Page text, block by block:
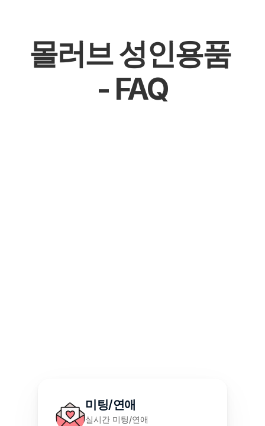
몰러브 성인용품
- FAQ
미팅/연애
실시간 미팅/연애